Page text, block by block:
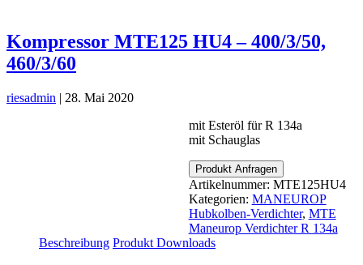
Kompressor MTE125 HU4 – 400/3/50,
460/3/60
riesadmin | 28. Mai 2020
mit Esteröl für R 134a
mit Schauglas
Produkt Anfragen
Artikelnummer: MTE125HU4
Kategorien: MANEUROP
Hubkolben-Verdichter, MTE
Maneurop Verdichter R 134a
Beschreibung Produkt Downloads